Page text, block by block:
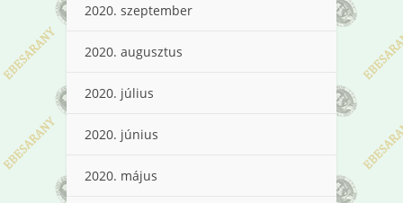
2020. szeptember
2020. augusztus
2020. július
2020. június
2020. május